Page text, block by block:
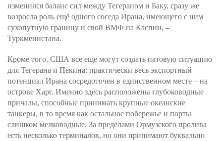
изменился баланс сил между Тегераном и Баку, сразу же
возросла роль ещё одного соседа Ирана, имеющего с ним
сухопутную границу и свой ВМФ на Каспии, –
Туркменистана.
Кроме того, США все еще могут создать патовую ситуацию
для Тегерана и Пекина: практически весь экспортный
потенциал Ирана сосредоточен в единственном месте – на
острове Харг. Именно здесь расположены глубоководные
причалы, способные принимать крупные океанские
танкеры, в то время как остальное побережье и порты
слишком мелководные. За пределами Ормузского пролива
есть несколько терминалов, но они принимают буквально